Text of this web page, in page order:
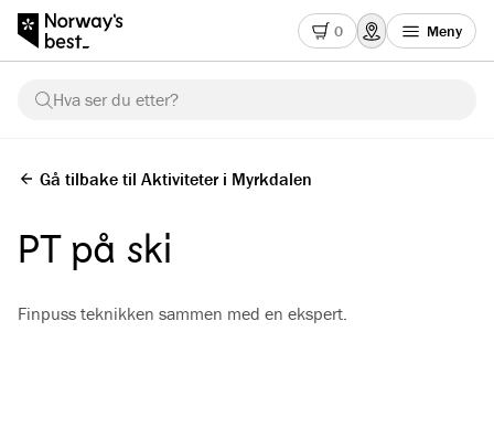
0 Meny
Hva ser du etter?
Gå tilbake til Aktiviteter i Myrkdalen
PT på ski
Finpuss teknikken sammen med en ekspert.